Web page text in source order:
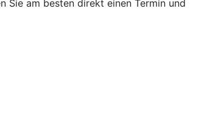
Sie am besten direkt einen Termin und